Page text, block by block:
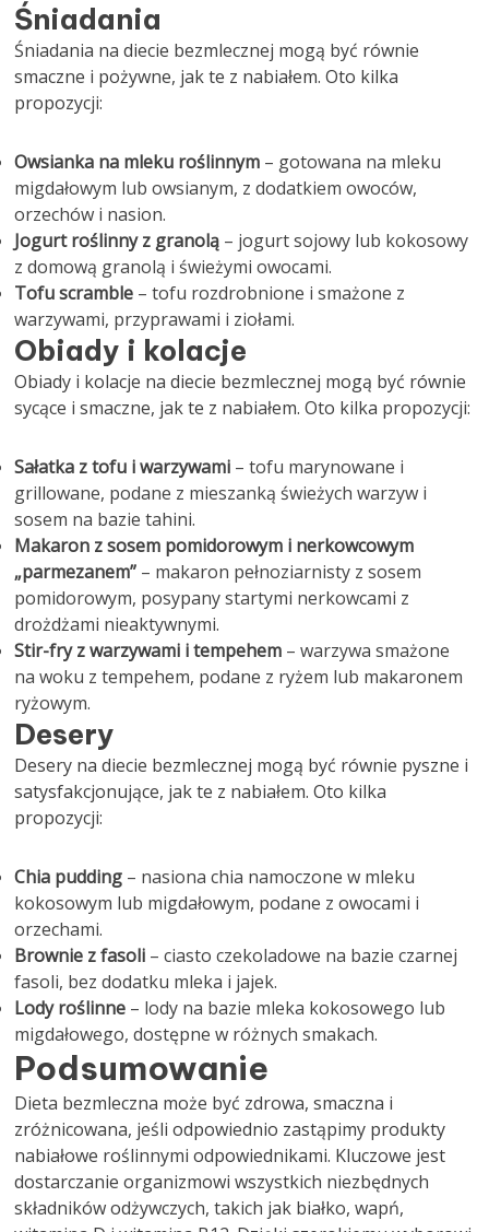
Śniadania
Śniadania na diecie bezmlecznej mogą być równie
smaczne i pożywne, jak te z nabiałem. Oto kilka
propozycji:
Owsianka na mleku roślinnym – gotowana na mleku
migdałowym lub owsianym, z dodatkiem owoców,
orzechów i nasion.
Jogurt roślinny z granolą – jogurt sojowy lub kokosowy
z domową granolą i świeżymi owocami.
Tofu scramble – tofu rozdrobnione i smażone z
warzywami, przyprawami i ziołami.
Obiady i kolacje
Obiady i kolacje na diecie bezmlecznej mogą być równie
sycące i smaczne, jak te z nabiałem. Oto kilka propozycji:
Sałatka z tofu i warzywami – tofu marynowane i
grillowane, podane z mieszanką świeżych warzyw i
sosem na bazie tahini.
Makaron z sosem pomidorowym i nerkowcowym
„parmezanem” – makaron pełnoziarnisty z sosem
pomidorowym, posypany startymi nerkowcami z
drożdżami nieaktywnymi.
Stir-fry z warzywami i tempehem – warzywa smażone
na woku z tempehem, podane z ryżem lub makaronem
ryżowym.
Desery
Desery na diecie bezmlecznej mogą być równie pyszne i
satysfakcjonujące, jak te z nabiałem. Oto kilka
propozycji:
Chia pudding – nasiona chia namoczone w mleku
kokosowym lub migdałowym, podane z owocami i
orzechami.
Brownie z fasoli – ciasto czekoladowe na bazie czarnej
fasoli, bez dodatku mleka i jajek.
Lody roślinne – lody na bazie mleka kokosowego lub
migdałowego, dostępne w różnych smakach.
Podsumowanie
Dieta bezmleczna może być zdrowa, smaczna i
zróżnicowana, jeśli odpowiednio zastąpimy produkty
nabiałowe roślinnymi odpowiednikami. Kluczowe jest
dostarczanie organizmowi wszystkich niezbędnych
składników odżywczych, takich jak białko, wapń,